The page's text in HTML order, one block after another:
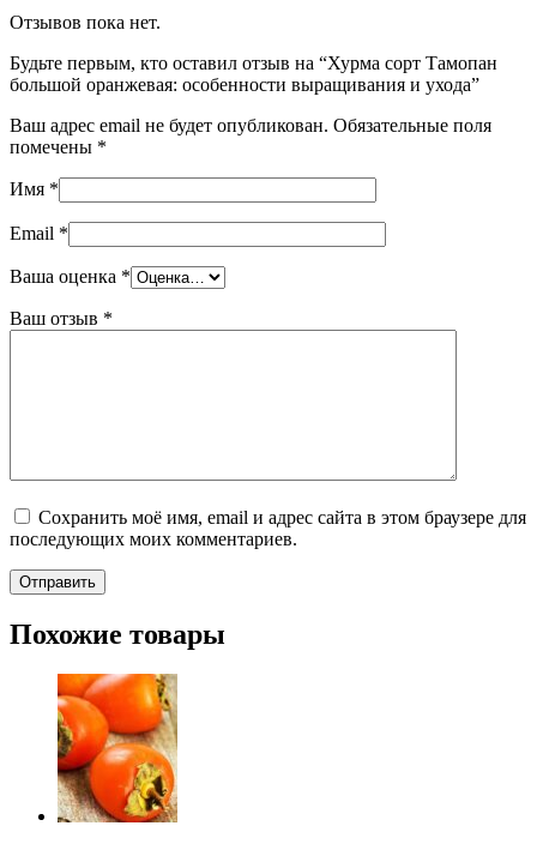
Отзывов пока нет.
Будьте первым, кто оставил отзыв на “Хурма сорт Тамопан
большой оранжевая: особенности выращивания и ухода”
Ваш адрес email не будет опубликован. Обязательные поля
помечены *
Имя *
Email *
Ваша оценка *
Ваш отзыв *
Сохранить моё имя, email и адрес сайта в этом браузере для
последующих моих комментариев.
Похожие товары